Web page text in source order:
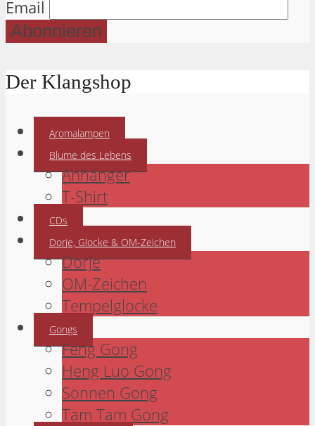
Email
Der Klangshop
Aromalampen
Blume des Lebens
Anhänger
T-Shirt
CDs
Dorje, Glocke & OM-Zeichen
Dorje
OM-Zeichen
Tempelglocke
Gongs
Feng Gong
Heng Luo Gong
Sonnen Gong
Tam Tam Gong